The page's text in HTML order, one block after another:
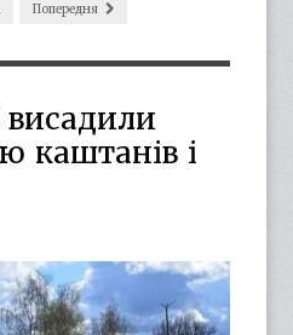
Попередня
висадили
каштанів і